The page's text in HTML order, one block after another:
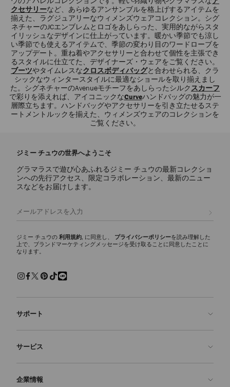
クセサリーなど、あらゆるアンサンブルを格上げするアイテムを
揃えた、ラグジュアリーなウィメンズウェアコレクション。シグ
ネチャーのJCエンブレムとロゴをあしらった、実用的ながらスタ
イリッシュなデザインに仕上がっています。暖かい季節でも涼し
い季節でも使えるアイテムで、季節の変わり目のワードローブを
アップデート。重ね着やアクセサリーと合わせて個性を主張でき
るスタイルに仕立てた、デザイナーズ・ウェアをご覧ください。
ブーツやタイムレスなクロスボディバッグと合わせられる、クラ
シックなウィンタースタイルに最適なショールを取り揃えまし
た。シグネチャーのAvenueモチーフをあしらったシルクスカーフ
で彩りを添えれば、アイコニックなCurveハンドバッグの魅力が一
層際立ちます。ハンドバッグやアクセサリーを引き立たせるステ
ートメントルックを揃えた、ウィメンズウェアのコレクションを
ご覧ください。
ジミー チュウの世界へようこそ
グラマラスで遊び心あふれるジミー チュウの最新コレクショ
ンへの先行アクセス、限定コラボレーション、最新のニュー
スなどをお届けします。
ジミー チュウの 利用規約, に同意し、 プライバシーポリシーを読み理解した
上で、ブランドマーケティングメッセージを受け取ることに同意したことに
なります。
サポート
よくあるご質問
サービス
企業情報